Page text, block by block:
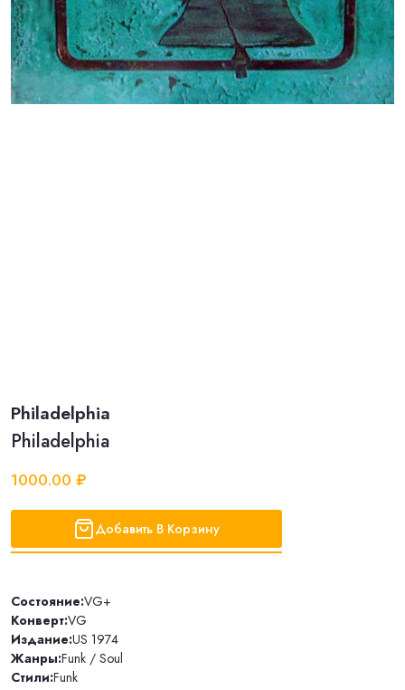
Philadelphia
Philadelphia
1000.00 ₽
Добавить В Корзину
Состояние:VG+
Конверт:VG
Издание:US 1974
Жанры:Funk / Soul
Стили:Funk